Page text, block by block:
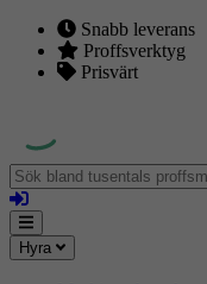
Snabb leverans
Proffsverktyg
Prisvärt
Sök
bland
tusentals
proffsmaskiner
Logga
in
Mina
sidor
Meny
Hyra